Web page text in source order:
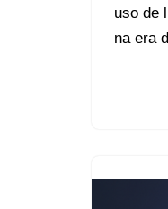
uso de
na era